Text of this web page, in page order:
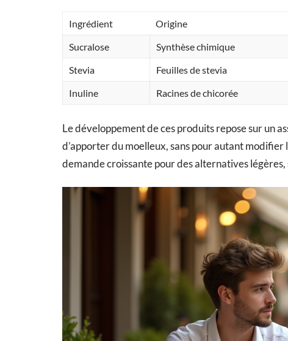
Ingrédient Origine
Sucralose
Synthèse chimique
Stevia
Feuilles de stevia
Inuline
Racines de chicorée
Le développement de ces produits repose sur un
d’apporter du moelleux, sans pour autant
demande croissante pour des alternatives